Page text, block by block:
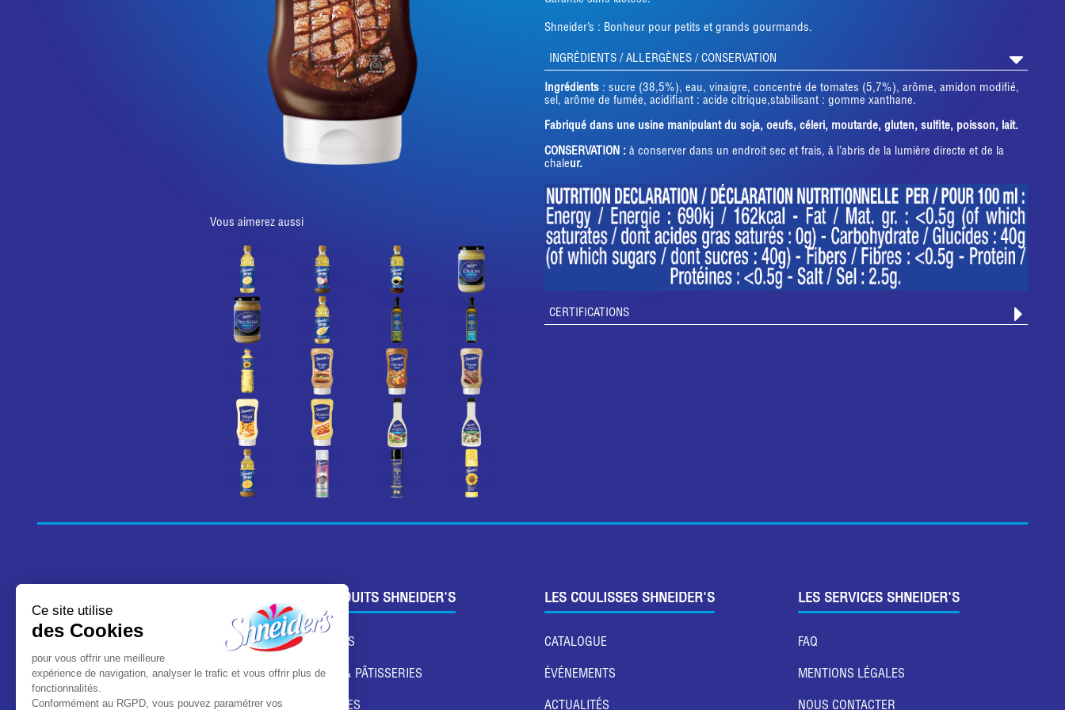
Vous aimerez aussi
Shneider’s : Bonheur pour petits et grands gourmands.
INGRÉDIENTS / ALLERGÈNES / CONSERVATION
Ingrédients : sucre (38,5%), eau, vinaigre, concentré de tomates (5,7%), arôme, amidon modifié,
sel, arôme de fumée, acidifiant : acide citrique,stabilisant : gomme xanthane.
Fabriqué dans une usine manipulant du soja, oeufs, céleri, moutarde, gluten, sulfite, poisson, lait.
CONSERVATION : à conserver dans un endroit sec et frais, à l’abris de la lumière directe et de la
chaleur.
CERTIFICATIONS
NOS ENGAGEMENTS
CACHEROUT - CERTIFICATIONS
LES PRODUITS SHNEIDER'S
CHOCOLATS
BISCUITS & PÂTISSERIES
CONFISERIES
LES COULISSES SHNEIDER'S
CATALOGUE
ÉVÉNEMENTS
ACTUALITÉS
LES SERVICES SHNEIDER'S
FAQ
MENTIONS LÉGALES
NOUS CONTACTER
Ce site utilise
des Cookies
pour vous offrir une meilleure
expérience de navigation, analyser le trafic et vous offrir plus de
fonctionnalités.
Conformément au RGPD, vous pouvez paramétrer vos